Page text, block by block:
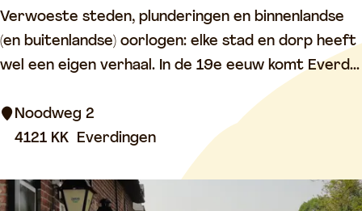
i
j
F
o
r
E
r
Verwoeste steden, plunderingen en binnenlandse
(en buitenlandse) oorlogen: elke stad en dorp heeft
wel een eigen verhaal. In de 19e eeuw komt Everd...
Noodweg 2
4121 KK Everdingen